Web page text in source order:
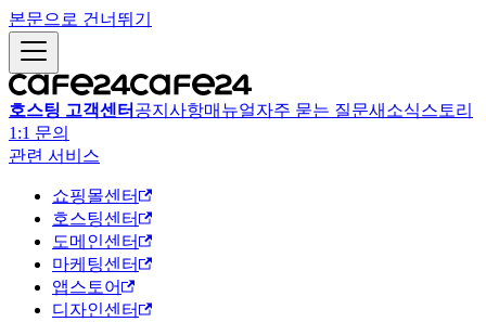
본문으로 건너뛰기
호스팅 고객센터 공지사항매뉴얼자주 묻는 질문새소식스토리
1:1 문의
관련 서비스
쇼핑몰센터
호스팅센터
도메인센터
마케팅센터
앱스토어
디자인센터